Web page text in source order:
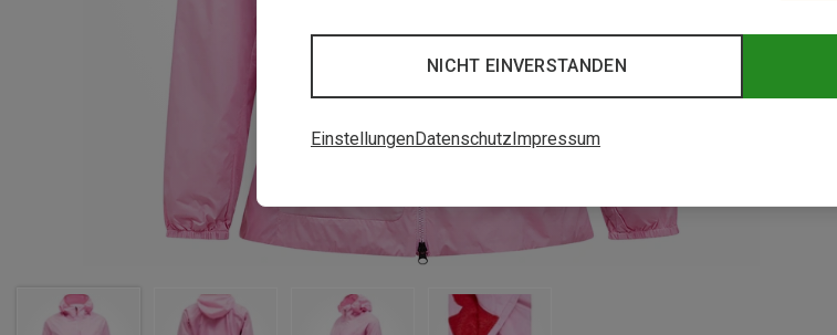
NICHT EINVERSTANDEN
EinstellungenDatenschutz Impressum